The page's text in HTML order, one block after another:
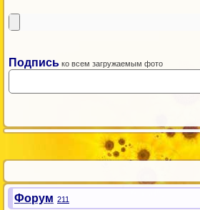
Подпись ко всем загружаемым фото
Форум 211